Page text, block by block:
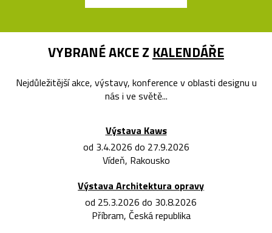
VYBRANÉ AKCE Z KALENDÁŘE
Nejdůležitější akce, výstavy, konference v oblasti designu u
nás i ve světě...
Výstava Kaws
od 3.4.2026 do 27.9.2026
Vídeň, Rakousko
Výstava Architektura opravy
od 25.3.2026 do 30.8.2026
Příbram, Česká republika